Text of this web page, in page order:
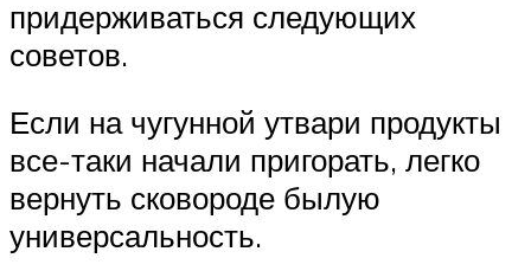
придерживаться следующих
советов.
Если на чугунной утвари продукты
все-таки начали пригорать, легко
вернуть сковороде былую
универсальность.